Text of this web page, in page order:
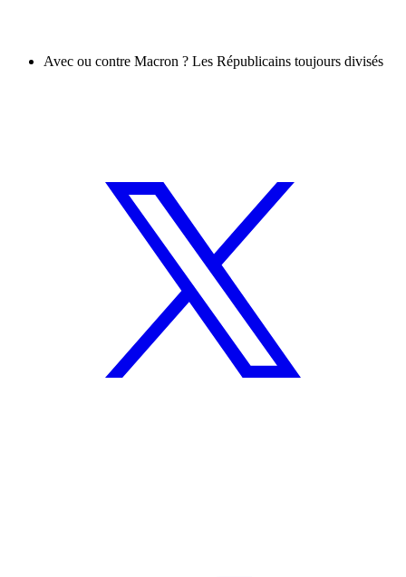
Avec ou contre Macron ? Les Républicains toujours divisés